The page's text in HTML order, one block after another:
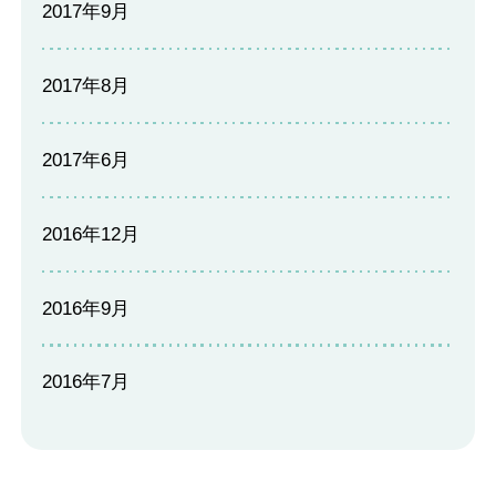
2017年9月
2017年8月
2017年6月
2016年12月
2016年9月
2016年7月